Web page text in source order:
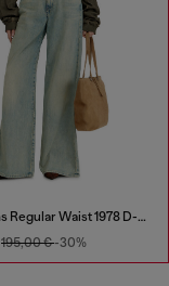
Flare Jeans Regular Waist 1978 D-Akemi
195,00 €-30%